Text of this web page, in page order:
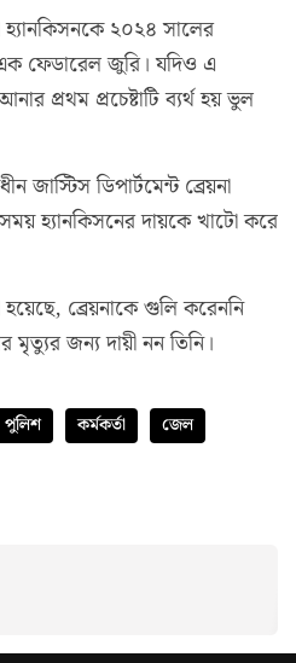
হ্যানকিসনকে ২০২৪ সালের
ফেডারেল জুরি। যদিও এ
প্রথম প্রচেষ্টাটি ব্যর্থ হয় ভুল
জাস্টিস ডিপার্টমেন্ট ব্রেয়না
হ্যানকিসনের দায়কে খাটো করে
হয়েছে, ব্রেয়নাকে গুলি করেননি
মৃত্যুর জন্য দায়ী নন তিনি।
পুলিশ কর্মকর্তা জেল